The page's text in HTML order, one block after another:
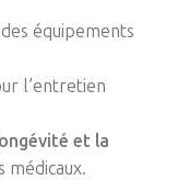
des équipements
l’entretien
et la
médicaux.